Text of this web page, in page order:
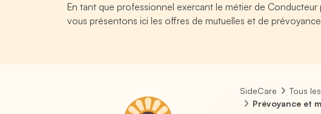
En tant que professionnel exercant le métier de
vous présentons ici les offres de mutuelles et de
SideCare Tous
Prévoyance et